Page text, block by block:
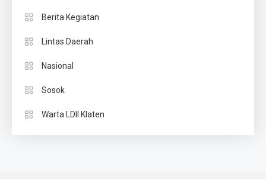
Berita Kegiatan
Lintas Daerah
Nasional
Sosok
Warta LDII Klaten